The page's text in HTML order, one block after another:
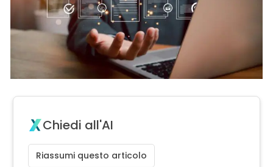
Chiedi all'AI
Riassumi questo articolo